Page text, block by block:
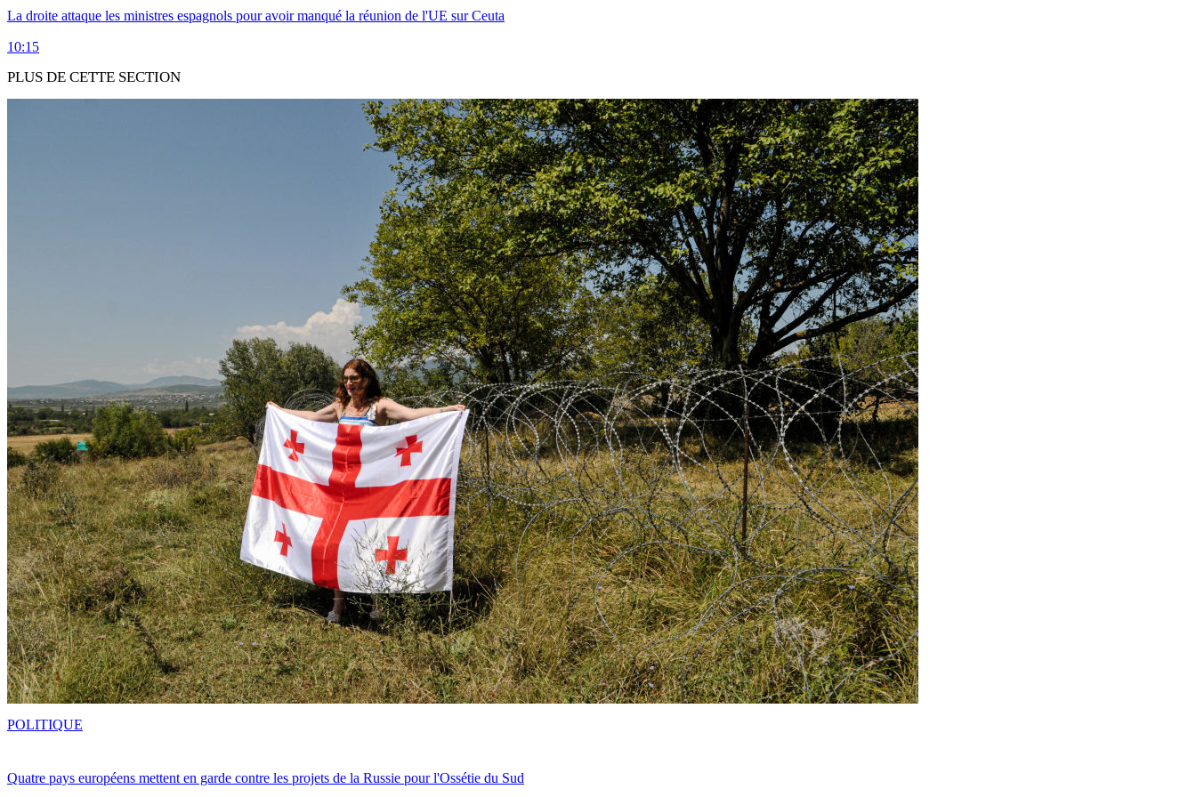
La droite attaque les ministres espagnols pour avoir manqué la réunion de l'UE sur Ceuta
10:15
PLUS DE CETTE SECTION
Quatre pays européens mettent en garde contre les projets de la Russie pour l'Ossétie du Sud
POLITIQUE